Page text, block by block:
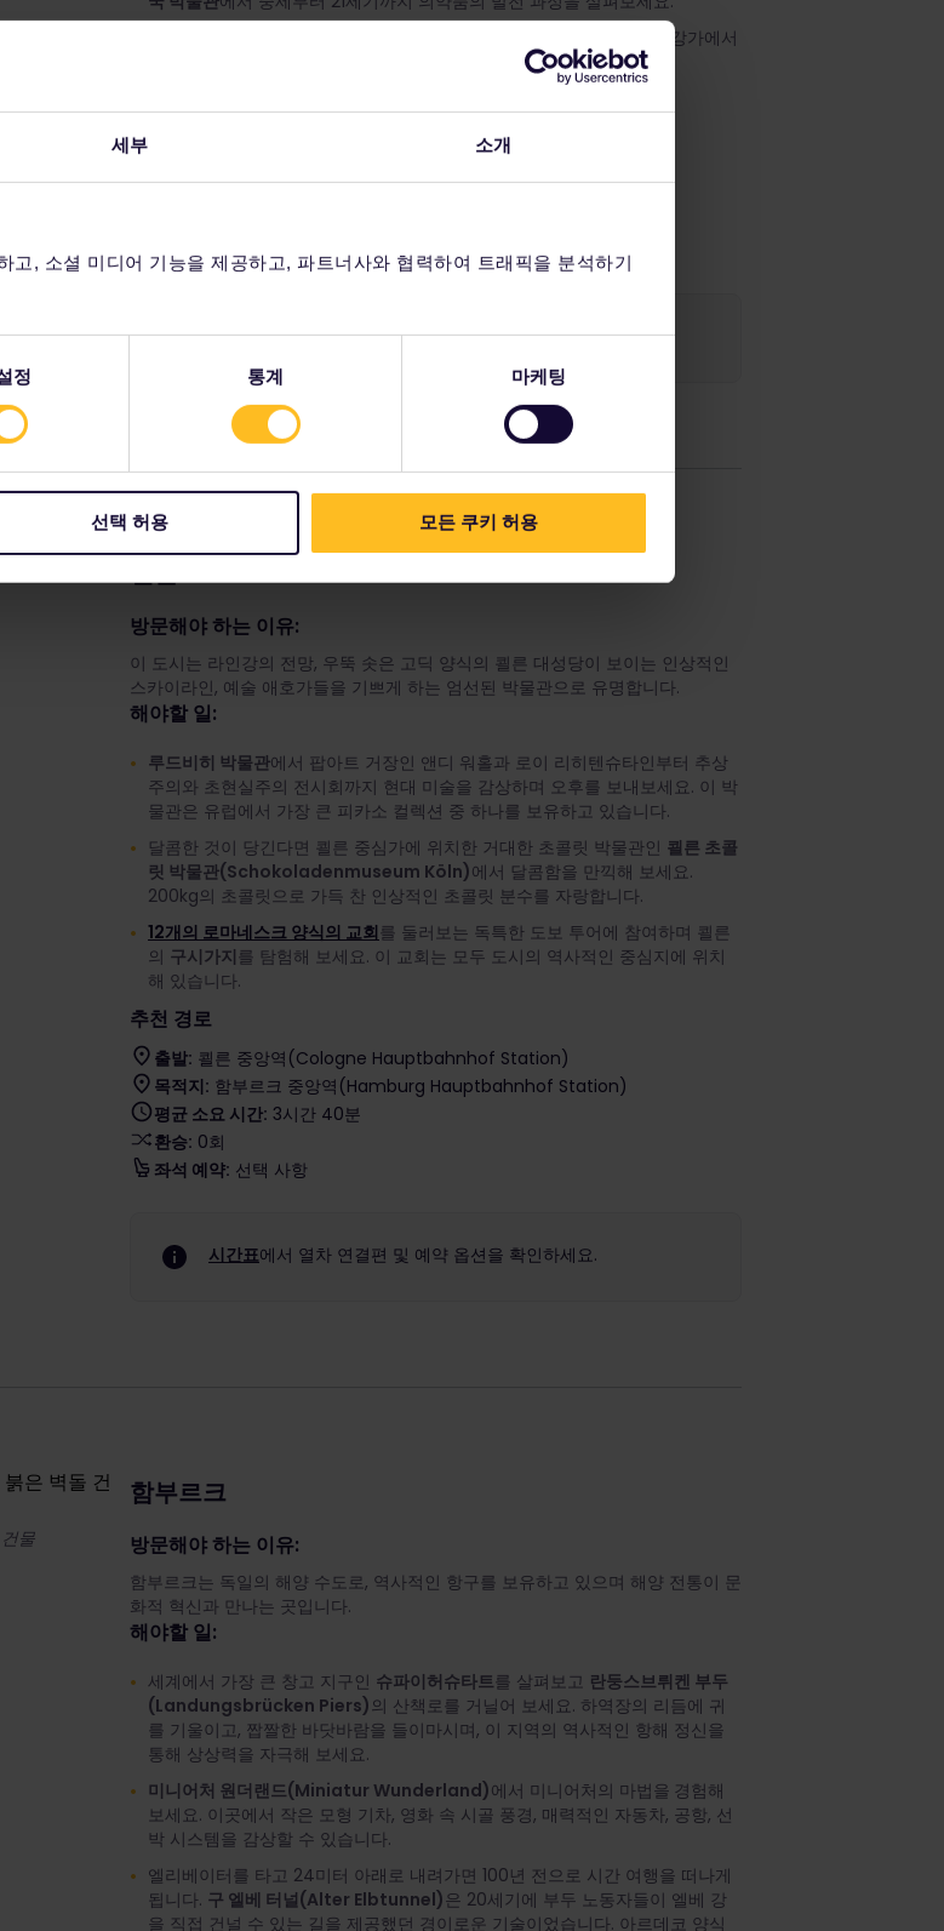
세부 소개
고, 소셜 미디어 기능을 제공하고, 파트너사와 협력하여 트래픽을 분석하기
정 통계 마케팅
선택 허용 모든 쿠키 허용
을 따라 유람하거나 강변에 자리를 잡고 해질녘 강가에서
하이델베르크 중앙역(Heidelberg Hauptbahnhof)
좌석 예약: 선택 사항
시간표에서 열차 연결편 및 예약 옵션을 확인하세요.
쾰른
방문해야 하는 이유:
이 도시는 라인강의 전망, 우뚝 솟은 고딕 양식의 쾰른 대성당이 보이는 인상적인
스카이라인, 예술 애호가들을 기쁘게 하는 엄선된 박물관으로 유명합니다.
해야할 일:
루드비히 박물관에서 팝아트 거장인 앤디 워홀과 로이 리히텐슈타인부터 추상
주의와 초현실주의 전시회까지 현대 미술을 감상하며 오후를 보내보세요. 이 박
물관은 유럽에서 가장 큰 피카소 컬렉션 중 하나를 보유하고 있습니다.
달콤한 것이 당긴다면 쾰른 중심가에 위치한 거대한 초콜릿 박물관인 쾰른 초콜
릿 박물관(Schokoladenmuseum Köln)에서 달콤함을 만끽해 보세요.
200kg의 초콜릿으로 가득 찬 인상적인 초콜릿 분수를 자랑합니다.
12개의 로마네스크 양식의 교회를 둘러보는 독특한 도보 투어에 참여하며 쾰른
의 구시가지를 탐험해 보세요. 이 교회는 모두 도시의 역사적인 중심지에 위치
해 있습니다.
추천 경로
출발: 쾰른 중앙역(Cologne Hauptbahnhof Station)
목적지: 함부르크 중앙역(Hamburg Hauptbahnhof Station)
평균 소요 시간: 3시간 40분
환승: 0회
좌석 예약: 선택 사항
시간표에서 열차 연결편 및 예약 옵션을 확인하세요.
물
함부르크
방문해야 하는 이유:
함부르크는 독일의 해양 수도로, 역사적인 항구를 보유하고 있으며 해양 전통이 문
화적 혁신과 만나는 곳입니다.
해야할 일:
세계에서 가장 큰 창고 지구인 슈파이허슈타트를 살펴보고 란둥스브뤼켄 부두
(Landungsbrücken Piers)의 산책로를 거닐어 보세요. 하역장의 리듬에 귀
를 기울이고, 짭짤한 바닷바람을 들이마시며, 이 지역의 역사적인 항해 정신을
통해 상상력을 자극해 보세요.
미니어처 원더랜드(Miniatur Wunderland)에서 미니어처의 마법을 경험해
보세요. 이곳에서 작은 모형 기차, 영화 속 시골 풍경, 매력적인 자동차, 공항, 선
박 시스템을 감상할 수 있습니다.
엘리베이터를 타고 24미터 아래로 내려가면 100년 전으로 시간 여행을 떠나게
됩니다. 구 엘베 터널(Alter Elbtunnel)은 20세기에 부두 노동자들이 엘베 강
을 직접 건널 수 있는 길을 제공했던 경이로운 기술이었습니다. 아르데코 양식